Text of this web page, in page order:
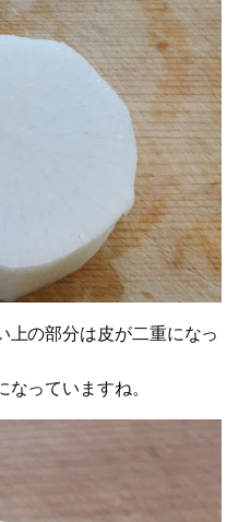
上の部分は皮が二重になっ
っていますね。